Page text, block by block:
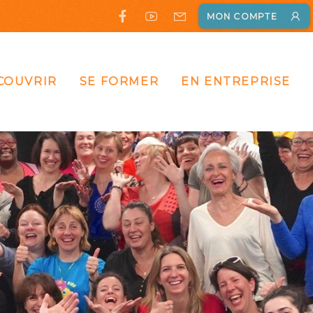
MON COMPTE
SE FORMER EN ENTREPRISE